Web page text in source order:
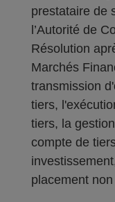
prestataire de
l’Autorité de
Résolution
Marchés
transmission
tiers,
tiers, la
compte de
placement